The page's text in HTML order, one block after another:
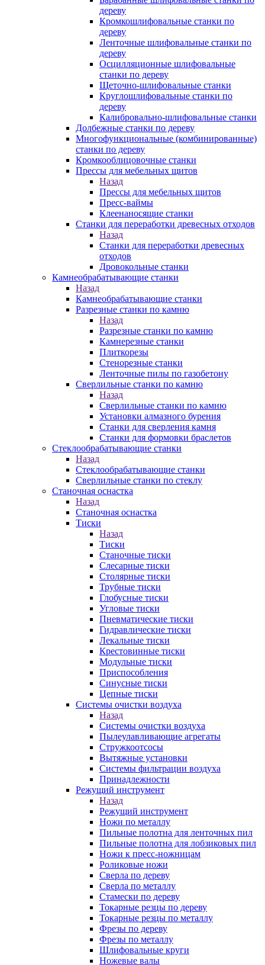
дереву
Кромкошлифовальные станки по
дереву
Ленточные шлифовальные станки по
дереву
Осцилляционные шлифовальные
станки по дереву
Щеточно-шлифовальные станки
Круглошлифовальные станки по
дереву
Калибровально-шлифовальные станки
Долбежные станки по дереву
Многофункциональные (комбинированные)
станки по дереву
Кромкооблицовочные станки
Прессы для мебельных щитов
Назад
Прессы для мебельных щитов
Пресс-ваймы
Клеенаносящие станки
Станки для переработки древесных отходов
Назад
Станки для переработки древесных
отходов
Дровокольные станки
Камнеобрабатывающие станки
Назад
Камнеобрабатывающие станки
Разрезные станки по камню
Назад
Разрезные станки по камню
Камнерезные станки
Плиткорезы
Стенорезные станки
Ленточные пилы по газобетону
Сверлильные станки по камню
Назад
Сверлильные станки по камню
Установки алмазного бурения
Станки для сверления камня
Станки для формовки браслетов
Стеклообрабатывающие станки
Назад
Стеклообрабатывающие станки
Сверлильные станки по стеклу
Станочная оснастка
Назад
Станочная оснастка
Тиски
Назад
Тиски
Станочные тиски
Слесарные тиски
Столярные тиски
Трубные тиски
Глобусные тиски
Угловые тиски
Пневматические тиски
Гидравлические тиски
Лекальные тиски
Крестовинные тиски
Модульные тиски
Приспособления
Синусные тиски
Цепные тиски
Системы очистки воздуха
Назад
Системы очистки воздуха
Пылеулавливающие агрегаты
Стружкоотсосы
Вытяжные установки
Системы фильтрации воздуха
Принадлежности
Режущий инструмент
Назад
Режущий инструмент
Ножи по металлу
Пильные полотна для ленточных пил
Пильные полотна для лобзиковых пил
Ножи к пресс-ножницам
Роликовые ножи
Сверла по дереву
Сверла по металлу
Стамески по дереву
Токарные резцы по дереву
Токарные резцы по металлу
Фрезы по дереву
Фрезы по металлу
Шлифовальные круги
Ножевые валы